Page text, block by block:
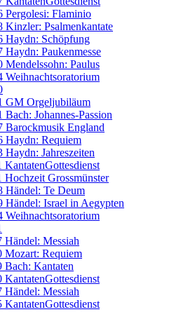
Pergolesi: Flaminio
Kinzler: Psalmenkantate
Haydn: Schöpfung
Haydn: Paukenmesse
Mendelssohn: Paulus
Weihnachtsoratorium
GM Orgeljubiläum
Bach: Johannes-Passion
Barockmusik England
Haydn: Requiem
Haydn: Jahreszeiten
KantatenGottesdienst
Hochzeit Grossmünster
Händel: Te Deum
Händel: Israel in Aegypten
Weihnachtsoratorium
Händel: Messiah
Mozart: Requiem
Bach: Kantaten
KantatenGottesdienst
Händel: Messiah
KantatenGottesdienst